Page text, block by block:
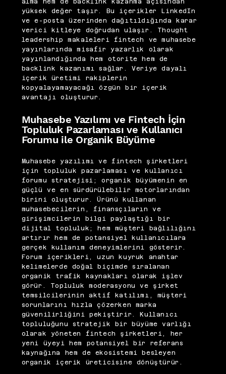
alma hem de backlink kazanma açısından
yüksek değer taşır. Bu içerikler LinkedIn
ve e-posta üzerinden dağıtıldığında karar
verici kitleye doğrudan ulaşır. Thought
leadership makaleleri fintech ve muhasebe
yayınlarında misafir yazarlık olarak
yayınlandığında hem otorite hem de
backlink kazanımı sağlar. Veriye dayalı
içerik üretimi rakiplerin
kopyalayamayacağı özgün bir içerik
avantajı oluşturur.
Muhasebe Yazılımı ve Fintech İçin
Topluluk Pazarlaması ve Kullanıcı
Forumu ile Organik Büyüme
Muhasebe yazılımı ve fintech şirketleri
için topluluk pazarlaması ve kullanıcı
forumu stratejisi; organik büyümenin en
güçlü ve en sürdürülebilir motorlarından
birini oluşturur. Ürünü kullanan
muhasebecilerin, finansçıların ve
girişimcilerin bilgi paylaştığı bir
dijital topluluk; hem müşteri bağlılığını
artırır hem de potansiyel kullanıcılara
gerçek kullanım deneyimlerini gösterir.
Forum içerikleri, uzun kuyruk anahtar
kelimelerde doğal biçimde sıralanan
organik trafik kaynakları olarak işlev
görür. Topluluk moderasyonu ve şirket
temsilcilerinin aktif katılımı, müşteri
sorunlarını hızla çözerken marka
güvenilirliğini pekiştirir. Kullanıcı
topluluğunu stratejik bir büyüme varlığı
olarak yöneten fintech şirketleri, her
yeni üyeyi hem potansiyel bir referans
kaynağına hem de ekosistemi besleyen
organik içerik üreticisine dönüştürür.